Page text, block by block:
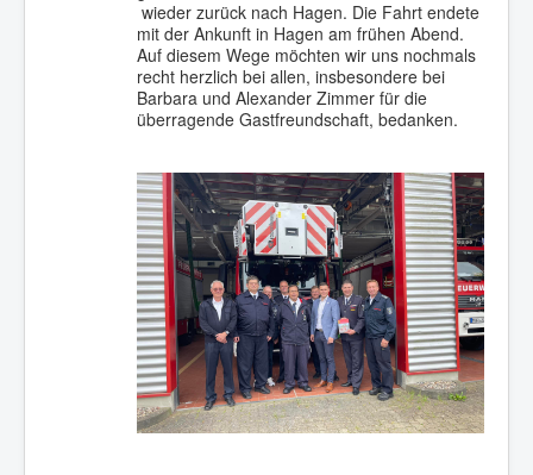
wieder zurück nach Hagen. Die Fahrt endete
mit der Ankunft in Hagen am frühen Abend.
Auf diesem Wege möchten wir uns nochmals
recht herzlich bei allen, insbesondere bei
Barbara und Alexander Zimmer für die
überragende Gastfreundschaft, bedanken.